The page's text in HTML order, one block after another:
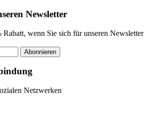
Newsletter
wenn Sie sich für unseren Newsletter
Abonnieren
Netzwerken